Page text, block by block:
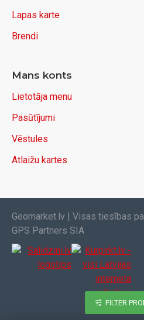
Lapas karte
Brendi
Mans konts
Lietotāja menu
Pasūtījumi
Vēstules
Atlaižu kartes
Geomarket.lv | Visas tiesības
GPS Partners SIA
FILTER